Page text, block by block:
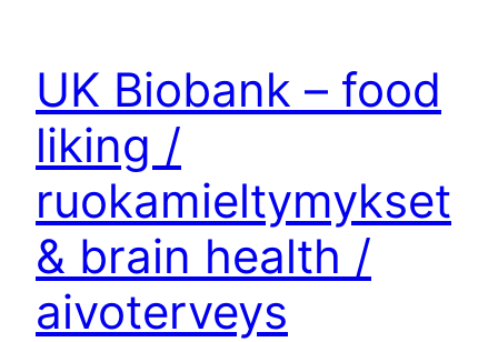
UK Biobank – food
liking /
ruokamieltymykset
& brain health /
aivoterveys